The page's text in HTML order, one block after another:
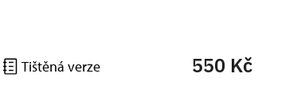
Tištěná verze 550 Kč